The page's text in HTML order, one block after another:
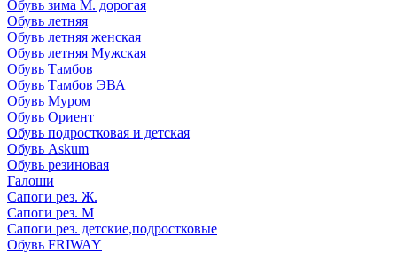
Обувь зима М. дорогая
Обувь летняя
Обувь летняя женская
Обувь летняя Мужская
Обувь Тамбов
Обувь Тамбов ЭВА
Обувь Муром
Обувь Ориент
Обувь подростковая и детская
Обувь Askum
Обувь резиновая
Галоши
Сапоги рез. Ж.
Сапоги рез. М
Сапоги рез. детские,подростковые
Обувь FRIWAY